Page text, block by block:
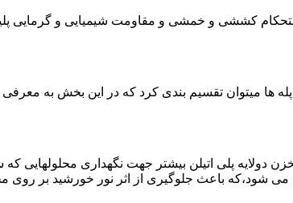
کششی و خمشی و مقاومت شیمیایی و گرمایی
ها میتوان تقسیم بندی کرد که در این بخش به
دولایه پلی اتیلن بیشتر جهت نگهداری محلولهایی که
شود،که باعث جلوگیری از اثر نور خورشید بر روی